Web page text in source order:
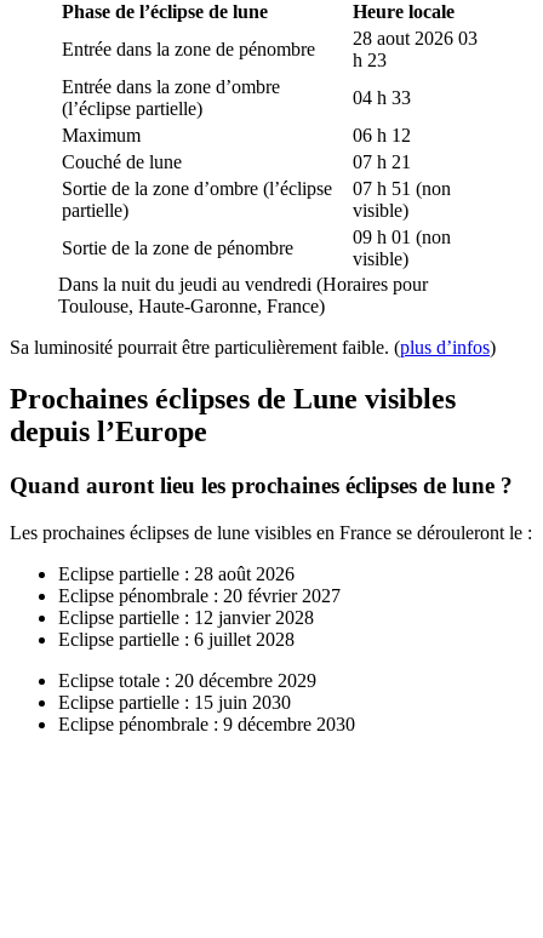
Phase de l’éclipse de lune
Heure locale
Entrée dans la zone de pénombre
28 aout 2026 03
h 23
Entrée dans la zone d’ombre
(l’éclipse partielle)
04 h 33
Maximum
06 h 12
Couché de lune
07 h 21
Sortie de la zone d’ombre (l’éclipse
partielle)
07 h 51 (non
visible)
Sortie de la zone de pénombre
09 h 01 (non
visible)
Dans la nuit du jeudi au vendredi (Horaires pour
Toulouse, Haute-Garonne, France)
Sa luminosité pourrait être particulièrement faible. (plus d’infos)
Prochaines éclipses de Lune visibles
depuis l’Europe
Quand auront lieu les prochaines éclipses de lune ?
Les prochaines éclipses de lune visibles en France se dérouleront le :
Eclipse partielle : 28 août 2026
Eclipse pénombrale : 20 février 2027
Eclipse partielle : 12 janvier 2028
Eclipse partielle : 6 juillet 2028
Eclipse totale : 20 décembre 2029
Eclipse partielle : 15 juin 2030
Eclipse pénombrale : 9 décembre 2030